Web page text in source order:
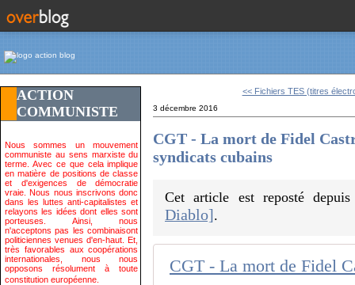
ACTION
COMMUNISTE
Nous sommes un mouvement
communiste au sens marxiste du
terme. Avec ce que cela implique
en matière de positions de classe
et d'exigences de démocratie
vraie. Nous nous inscrivons donc
dans les luttes anti-capitalistes et
relayons les idées dont elles sont
porteuses. Ainsi, nous
n'acceptons pas les combinaisont
politiciennes venues d'en-haut. Et,
très favorables aux coopérations
internationales, nous nous
opposons résolument à toute
constitution européenne.
<< Fichiers TES (titres
3 décembre 2016
CGT - La mort de Fidel
syndicats cubains
Cet article est reposté
Diablo].